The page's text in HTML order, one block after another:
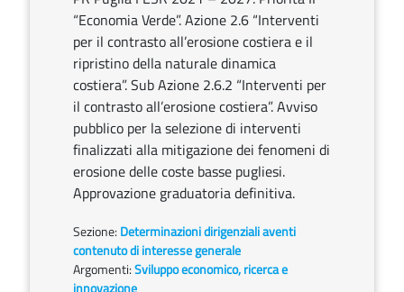
“Economia Verde”. Azione 2.6 “Interventi
per il contrasto all’erosione costiera e il
ripristino della naturale dinamica
costiera”. Sub Azione 2.6.2 “Interventi per
il contrasto all’erosione costiera”. Avviso
pubblico per la selezione di interventi
finalizzati alla mitigazione dei fenomeni di
erosione delle coste basse pugliesi.
Approvazione graduatoria definitiva.
Sezione: Determinazioni dirigenziali aventi
contenuto di interesse generale
Argomenti:Sviluppo economico, ricerca e
innovazione